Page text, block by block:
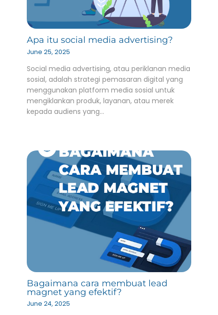
Apa itu social media advertising?
June 25, 2025
Social media advertising, atau periklanan media
sosial, adalah strategi pemasaran digital yang
menggunakan platform media sosial untuk
mengiklankan produk, layanan, atau merek
kepada audiens yang…
Bagaimana cara membuat lead
magnet yang efektif?
June 24, 2025